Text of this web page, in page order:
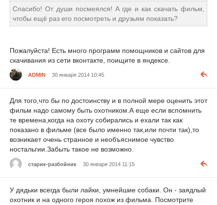
Спасибо! От души посмеялся! А где и как скачать фильм,
чтобы ещё раз его посмотреть и друзьям показать?
Пожалуйста! Есть много программ помощников и сайтов для
скачивания из сети вконтакте, поищите в яндексе.
ADMIN 30 января 2014 10:45
Для того,что бы по достоинству и в полной мере оценить этот
фильм надо самому быть охотником.А еще если вспомнить
те времена,когда на охоту собирались и ехали так как
показано в фильме (все было именно так,или почти так),то
возникает очень странное и необъяснимое чувство
ностальгии.Забыть такое не возможно.
старик-разбойник 30 января 2014 11:15
У дядьки всегда были лайки, умнейшие собаки. Он - заядлый
охотник и на одного героя похож из фильма. Посмотрите